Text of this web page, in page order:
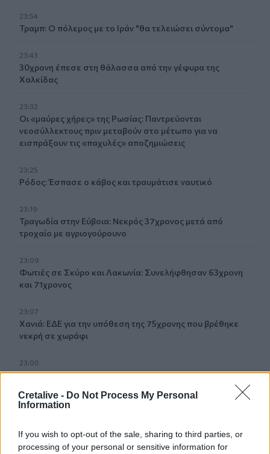
Cretalive - Do Not Process My Personal
Information
If you wish to opt-out of the sale, sharing to third parties, or
processing of your personal or sensitive information for
23:54
Τραμπ: Ο πόλεμος με το Ιράν "θα τελειώσει σύντομα"
23:43
30χρονη έπεσε στη θάλασσα από την γέφυρα της
Χαλκίδας
23:32
Οι «μαύρες χήρες» της Ρωσίας: Παντρεύονται
νεοσύλλεκτους πριν μεταβούν στο μέτωπο για να
εισπράξουν τις «παχυλές» αποζημιώσεις
23:25
Ρόδος: Έσπασε ο κάβος και τραυμάτισε ναυτικό
23:19
Τραγωδία στην Εύβοια: Νεκρός 37χρονος μετά από
τροχαίο με αγριογούρουνο
23:09
Φωτιές σε Σκύρο και Λακωνία: Συνελήφθησαν 63χρονη
και 71χρονος
23:07
Χανιά: ΕΔΕ για την υπόθεση της 75χρονης που βρέθηκε
νεκρή σε χωράφι
23:00
Ιταλία: Στη Νάπολη καταγράφηκε θερμοκρασία-ρεκόρ 48
κατηγορούμενη για εμπρησμό